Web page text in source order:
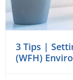
3 Tips |
(WFH)